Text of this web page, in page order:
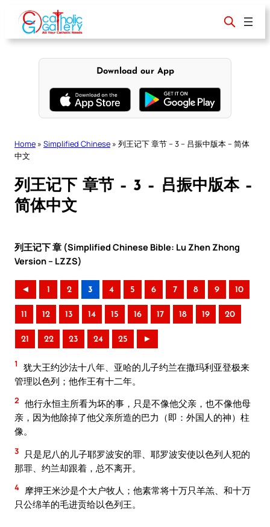
content
Download our App
Home » Simplified Chinese » 列王记下 章节 – 3 – 吕振中版本 – 简体
中文
列王记下 章节 – 3 – 吕振中版本 –
简体中文
列王记下 章 (Simplified Chinese Bible: Lu Zhen Zhong
Version – LZZS)
◄ 1 2 3 4 5 6 7 8 9 10
11 12 13 14 15 16 17 18 19 20
21 22 23 24 25 ►
1
犹大王约沙法十八年、亚哈的儿子约兰在撒玛利亚登极来
管理以色列；他作王有十二年。
2 他行永恒主所看为坏的事，只是不像他父亲，也不像他母
亲，因为他除掉了他父亲所造的巴力（即：外国人的神）柱
像。
3
只是尼八的儿子耶罗波安的罪、耶罗波安使以色列人犯的
那罪、约兰却跟着，总不离开。
4 摩押王米沙是个大户牧人；他素常将十万只羊羔、和十万
只公绵羊的毛进贡给以色列王。